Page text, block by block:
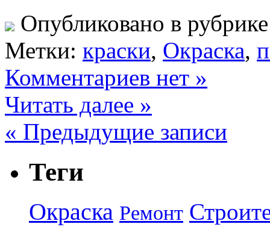
Опубликовано в
Метки: краски, Окраска,
Комментариев нет »
Читать далее »
« Предыдущие записи
Теги
Окраска Ремонт